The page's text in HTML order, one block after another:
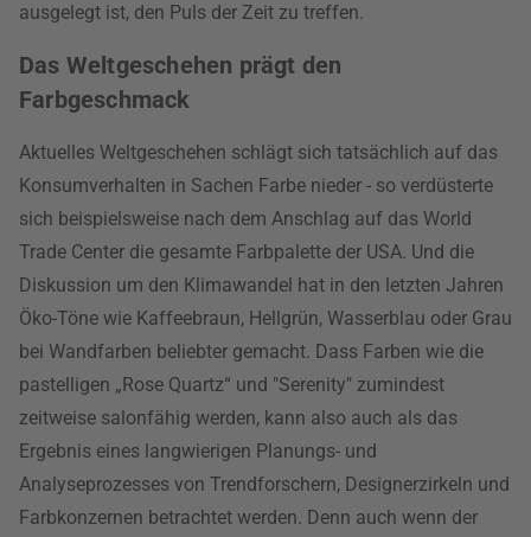
ausgelegt ist, den Puls der Zeit zu treffen.
Das Weltgeschehen prägt den
Farbgeschmack
Aktuelles Weltgeschehen schlägt sich tatsächlich auf das
Konsumverhalten in Sachen Farbe nieder - so verdüsterte
sich beispielsweise nach dem Anschlag auf das World
Trade Center die gesamte Farbpalette der USA. Und die
Diskussion um den Klimawandel hat in den letzten Jahren
Öko-Töne wie Kaffeebraun, Hellgrün, Wasserblau oder Grau
bei Wandfarben beliebter gemacht. Dass Farben wie die
pastelligen „Rose Quartz“ und "Serenity" zumindest
zeitweise salonfähig werden, kann also auch als das
Ergebnis eines langwierigen Planungs- und
Analyseprozesses von Trendforschern, Designerzirkeln und
Farbkonzernen betrachtet werden. Denn auch wenn der